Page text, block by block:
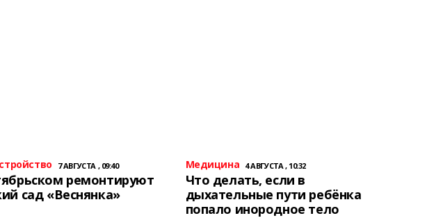
7 АВГУСТА , 09:40
ремонтируют
сад «Веснянка»
Медицина 4 АВГУСТА , 10:32
Что делать, если в
дыхательные пути ребёнка
попало инородное тело